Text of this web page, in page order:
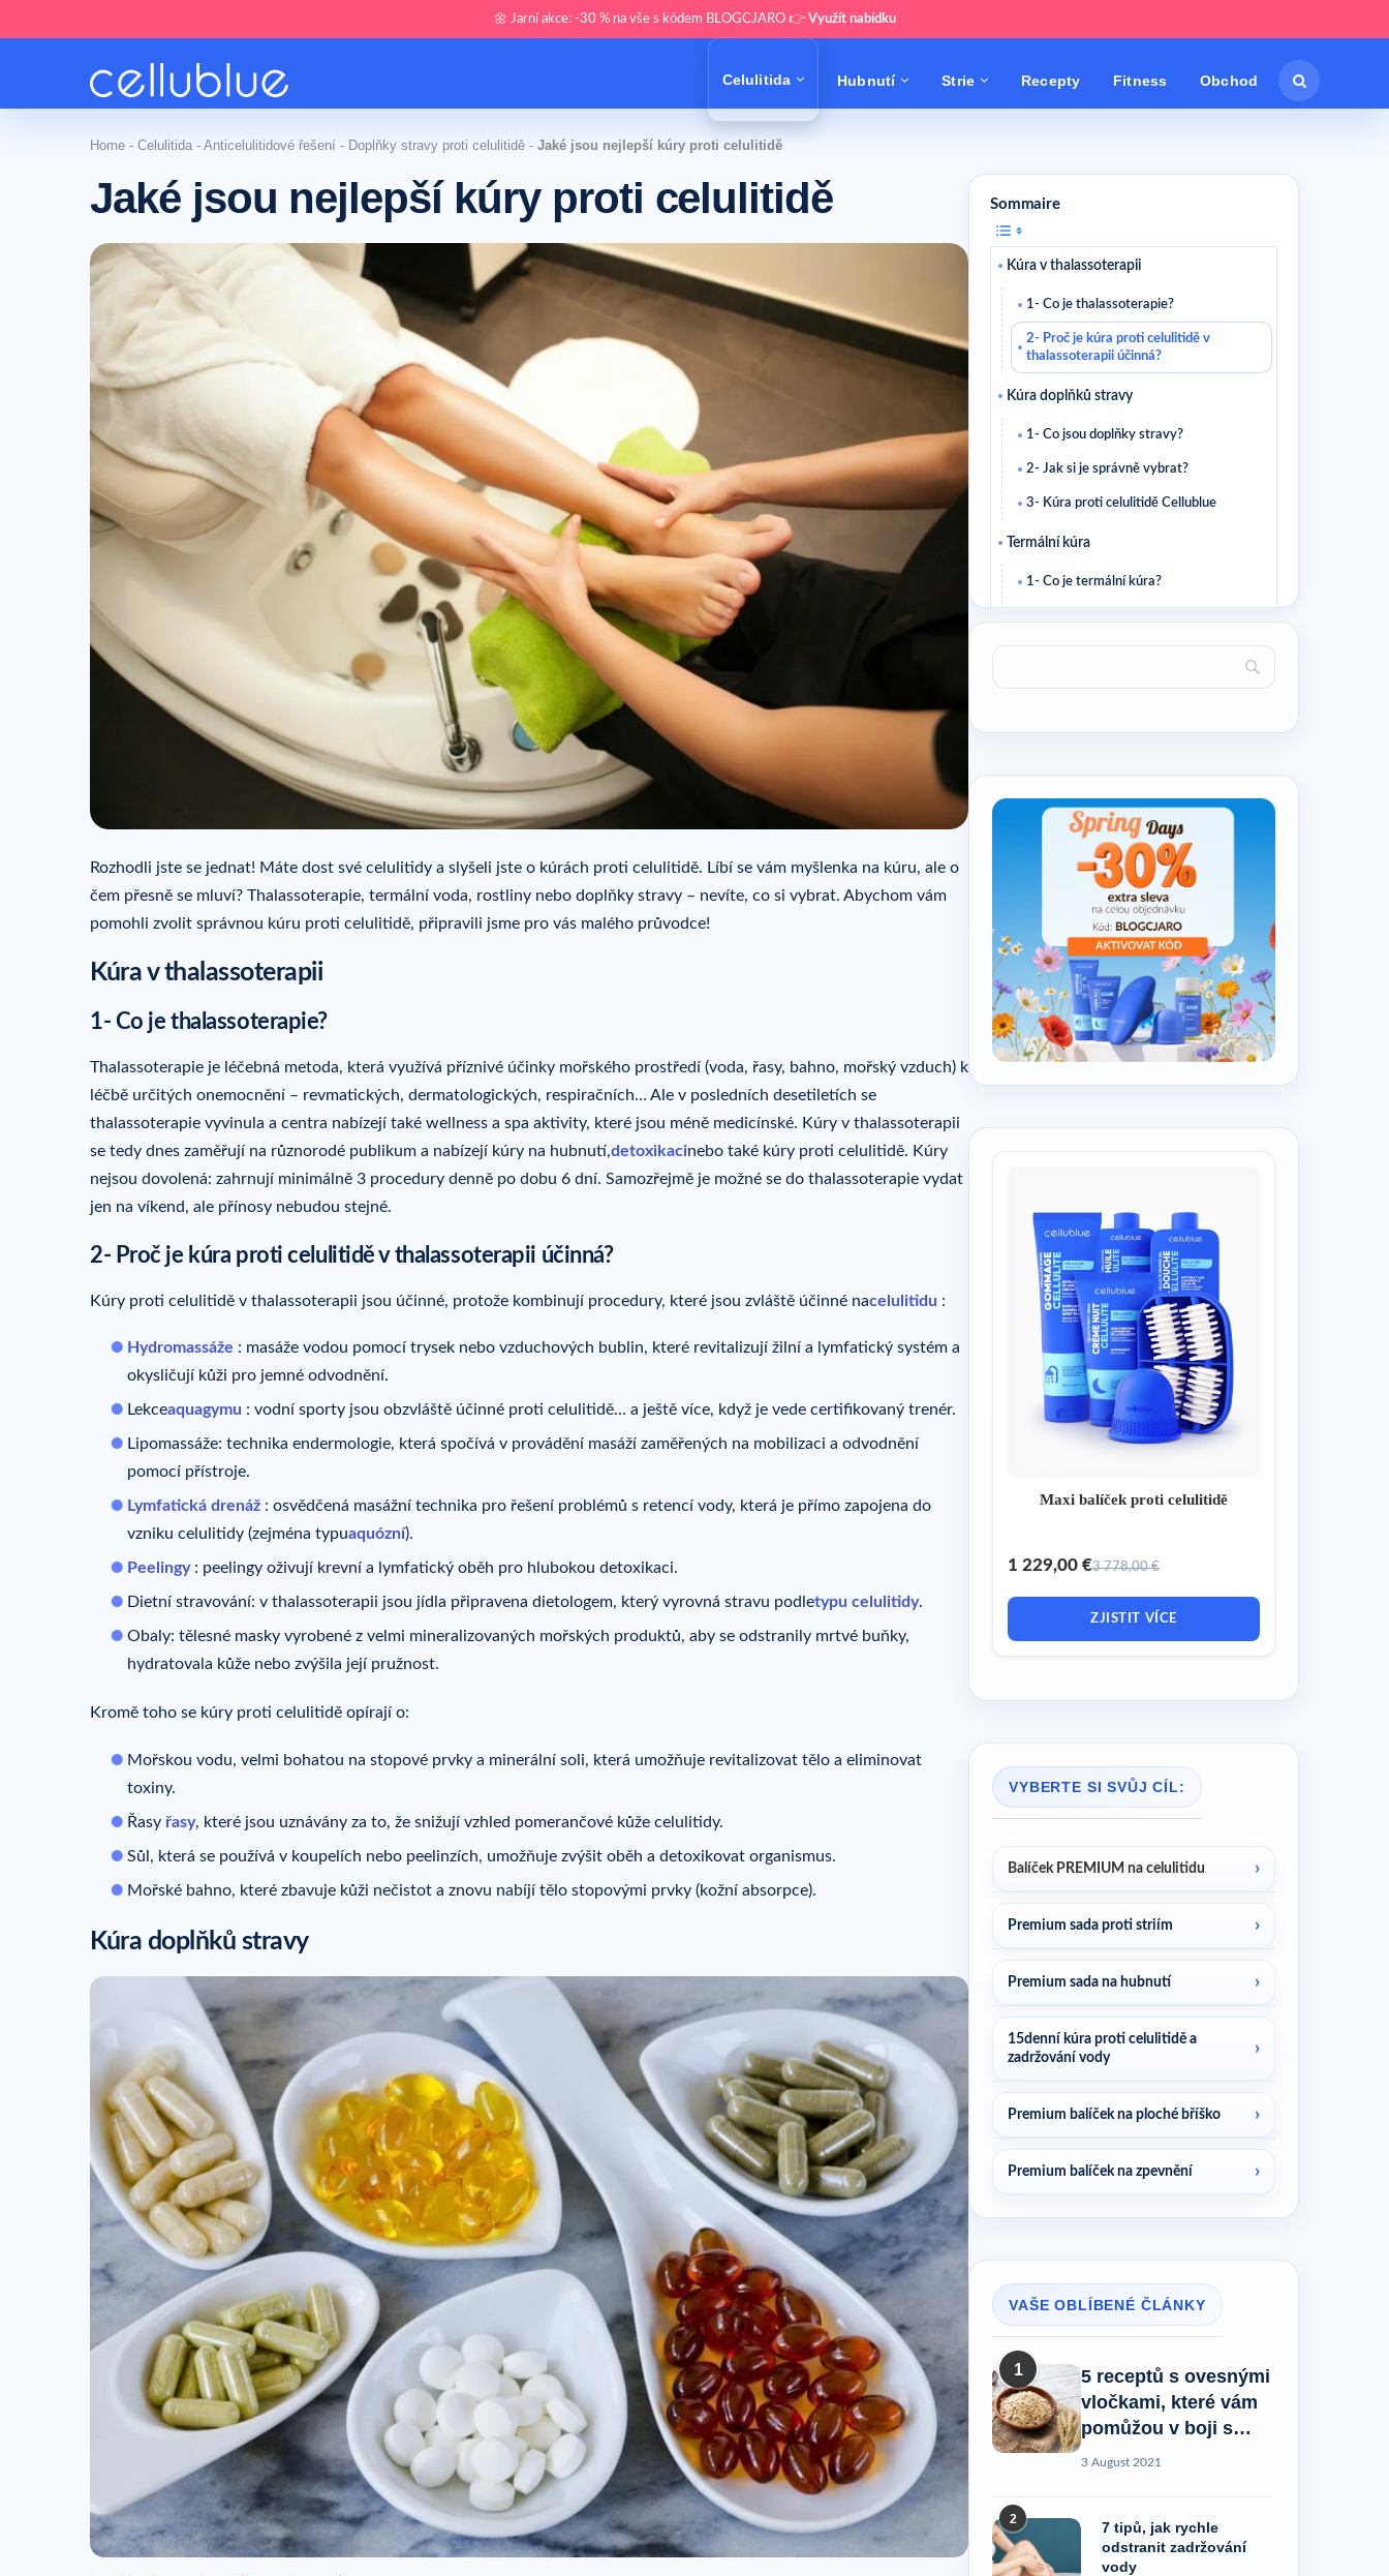
🌼 Jarní akce: -30 % na vše s kódem BLOGCJARO 👉 Využít nabídku
Celulitida Hubnutí Strie Recepty Fitness Obchod
Home - Celulitida - Anticelulitidové řešení - Doplňky stravy proti celulitidě - Jaké jsou nejlepší kúry proti celulitidě
Jaké jsou nejlepší kúry proti celulitidě
Rozhodli jste se jednat! Máte dost své celulitidy a slyšeli jste o kúrách proti celulitidě. Líbí se vám myšlenka na kúru, ale o
čem přesně se mluví? Thalassoterapie, termální voda, rostliny nebo doplňky stravy – nevíte, co si vybrat. Abychom vám
pomohli zvolit správnou kúru proti celulitidě, připravili jsme pro vás malého průvodce!
Kúra v thalassoterapii
1- Co je thalassoterapie?
Thalassoterapie je léčebná metoda, která využívá příznivé účinky mořského prostředí (voda, řasy, bahno, mořský vzduch) k
léčbě určitých onemocnění – revmatických, dermatologických, respiračních… Ale v posledních desetiletích se
thalassoterapie vyvinula a centra nabízejí také wellness a spa aktivity, které jsou méně medicínské. Kúry v thalassoterapii
se tedy dnes zaměřují na různorodé publikum a nabízejí kúry na hubnutí,detoxikacinebo také kúry proti celulitidě. Kúry
nejsou dovolená: zahrnují minimálně 3 procedury denně po dobu 6 dní. Samozřejmě je možné se do thalassoterapie vydat
jen na víkend, ale přínosy nebudou stejné.
2- Proč je kúra proti celulitidě v thalassoterapii účinná?
Kúry proti celulitidě v thalassoterapii jsou účinné, protože kombinují procedury, které jsou zvláště účinné nacelulitidu :
Hydromassáže : masáže vodou pomocí trysek nebo vzduchových bublin, které revitalizují žilní a lymfatický systém a
okysličují kůži pro jemné odvodnění.
Lekceaquagymu : vodní sporty jsou obzvláště účinné proti celulitidě… a ještě více, když je vede certifikovaný trenér.
Lipomassáže: technika endermologie, která spočívá v provádění masáží zaměřených na mobilizaci a odvodnění
pomocí přístroje.
Lymfatická drenáž : osvědčená masážní technika pro řešení problémů s retencí vody, která je přímo zapojena do
vzniku celulitidy (zejména typuaquózní).
Peelingy : peelingy oživují krevní a lymfatický oběh pro hlubokou detoxikaci.
Dietní stravování: v thalassoterapii jsou jídla připravena dietologem, který vyrovná stravu podletypu celulitidy.
Obaly: tělesné masky vyrobené z velmi mineralizovaných mořských produktů, aby se odstranily mrtvé buňky,
hydratovala kůže nebo zvýšila její pružnost.
Kromě toho se kúry proti celulitidě opírají o:
Mořskou vodu, velmi bohatou na stopové prvky a minerální soli, která umožňuje revitalizovat tělo a eliminovat
toxiny.
Řasy řasy, které jsou uznávány za to, že snižují vzhled pomerančové kůže celulitidy.
Sůl, která se používá v koupelích nebo peelinzích, umožňuje zvýšit oběh a detoxikovat organismus.
Mořské bahno, které zbavuje kůži nečistot a znovu nabíjí tělo stopovými prvky (kožní absorpce).
Kúra doplňků stravy
Sommaire
Kúra v thalassoterapii
1- Co je thalassoterapie?
2- Proč je kúra proti celulitidě v
thalassoterapii účinná?
Kúra doplňků stravy
1- Co jsou doplňky stravy?
2- Jak si je správně vybrat?
3- Kúra proti celulitidě Cellublue
Termální kúra
1- Co je termální kúra?
Kúra fytoterapie
1- Co je fytoterapie?
2- Jaká kúra fytoterapie proti
Související články
Související články
Maxi balíček proti celulitidě
1 229,00 €3 778,00 €
ZJISTIT VÍCE
VYBERTE SI SVŮJ CÍL:
Balíček PREMIUM na celulitidu
Premium sada proti striím
Premium sada na hubnutí
15denní kúra proti celulitidě a
zadržování vody
Premium balíček na ploché bříško
Premium balíček na zpevnění
VAŠE OBLÍBENÉ ČLÁNKY
1
5 receptů s ovesnými
vločkami, které vám
pomůžou v boji s
celulitidou!
3 August 2021
2
7 tipů, jak rychle
odstranit zadržování
vody